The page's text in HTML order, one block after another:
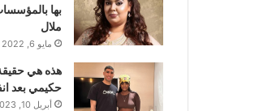
بها
ملال
مايو 6, 2022
هذه هي
حكيمي بعد
أبريل 10, 2023